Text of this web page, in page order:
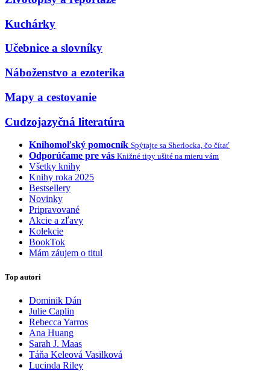
Kuchárky
Učebnice a slovníky
Náboženstvo a ezoterika
Mapy a cestovanie
Cudzojazyčná literatúra
Knihomoľský pomocník Spýtajte sa Sherlocka, čo čítať
Odporúčame pre vás Knižné tipy ušité na mieru vám
Všetky knihy
Knihy roka 2025
Bestsellery
Novinky
Pripravované
Akcie a zľavy
Kolekcie
BookTok
Mám záujem o titul
Top autori
Dominik Dán
Julie Caplin
Rebecca Yarros
Ana Huang
Sarah J. Maas
Táňa Keleová Vasilková
Lucinda Riley